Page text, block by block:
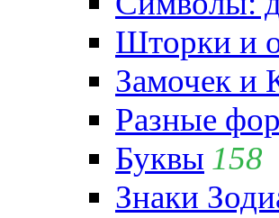
Шторки и
Замочек и
Разные
Буквы 158
Знаки